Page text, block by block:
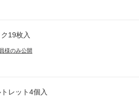
19枚入
様のみ公開
レット4個入